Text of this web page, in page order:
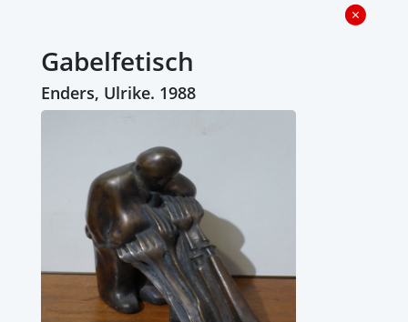
Gabelfetisch
Enders, Ulrike. 1988